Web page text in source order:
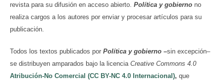
revista para su difusión en acceso abierto. Política y gobierno no
realiza cargos a los autores por enviar y procesar artículos para su
publicación.
Todos los textos publicados por Política y gobierno –sin excepción–
se distribuyen amparados bajo la licencia Creative Commons 4.0
Atribución-No Comercial (CC BY-NC 4.0 Internacional), que